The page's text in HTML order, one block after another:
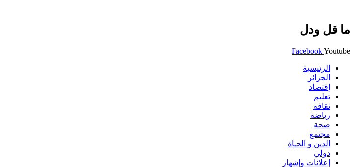
ما قل ودل
FacebookYoutube
الرئيسية
الجزائر
إقتصاد
تعليم
ثقافة
رياضة
صحة
مجتمع
الدين و الحياة
دولي
إعلانات وإشهار